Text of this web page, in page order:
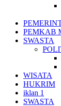
PEMKAB
SWASTA
WISATA
HUKRIM
iklan 1
SWASTA